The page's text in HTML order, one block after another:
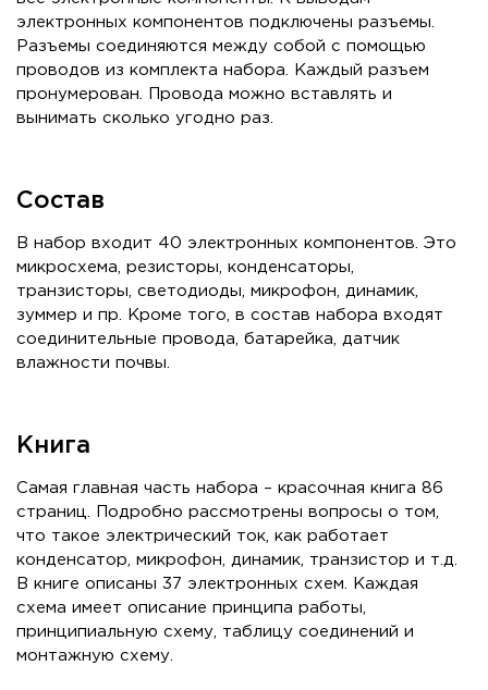
электронных компонентов подключены разъемы.
Разъемы соединяются между собой с помощью
проводов из комплекта набора. Каждый разъем
пронумерован. Провода можно вставлять и
вынимать сколько угодно раз.
Состав
В набор входит 40 электронных компонентов. Это
микросхема, резисторы, конденсаторы,
транзисторы, светодиоды, микрофон, динамик,
зуммер и пр. Кроме того, в состав набора входят
соединительные провода, батарейка, датчик
влажности почвы.
Книга
Самая главная часть набора – красочная книга 86
страниц. Подробно рассмотрены вопросы о том,
что такое электрический ток, как работает
конденсатор, микрофон, динамик, транзистор и т.д.
В книге описаны 37 электронных схем. Каждая
схема имеет описание принципа работы,
принципиальную схему, таблицу соединений и
монтажную схему.